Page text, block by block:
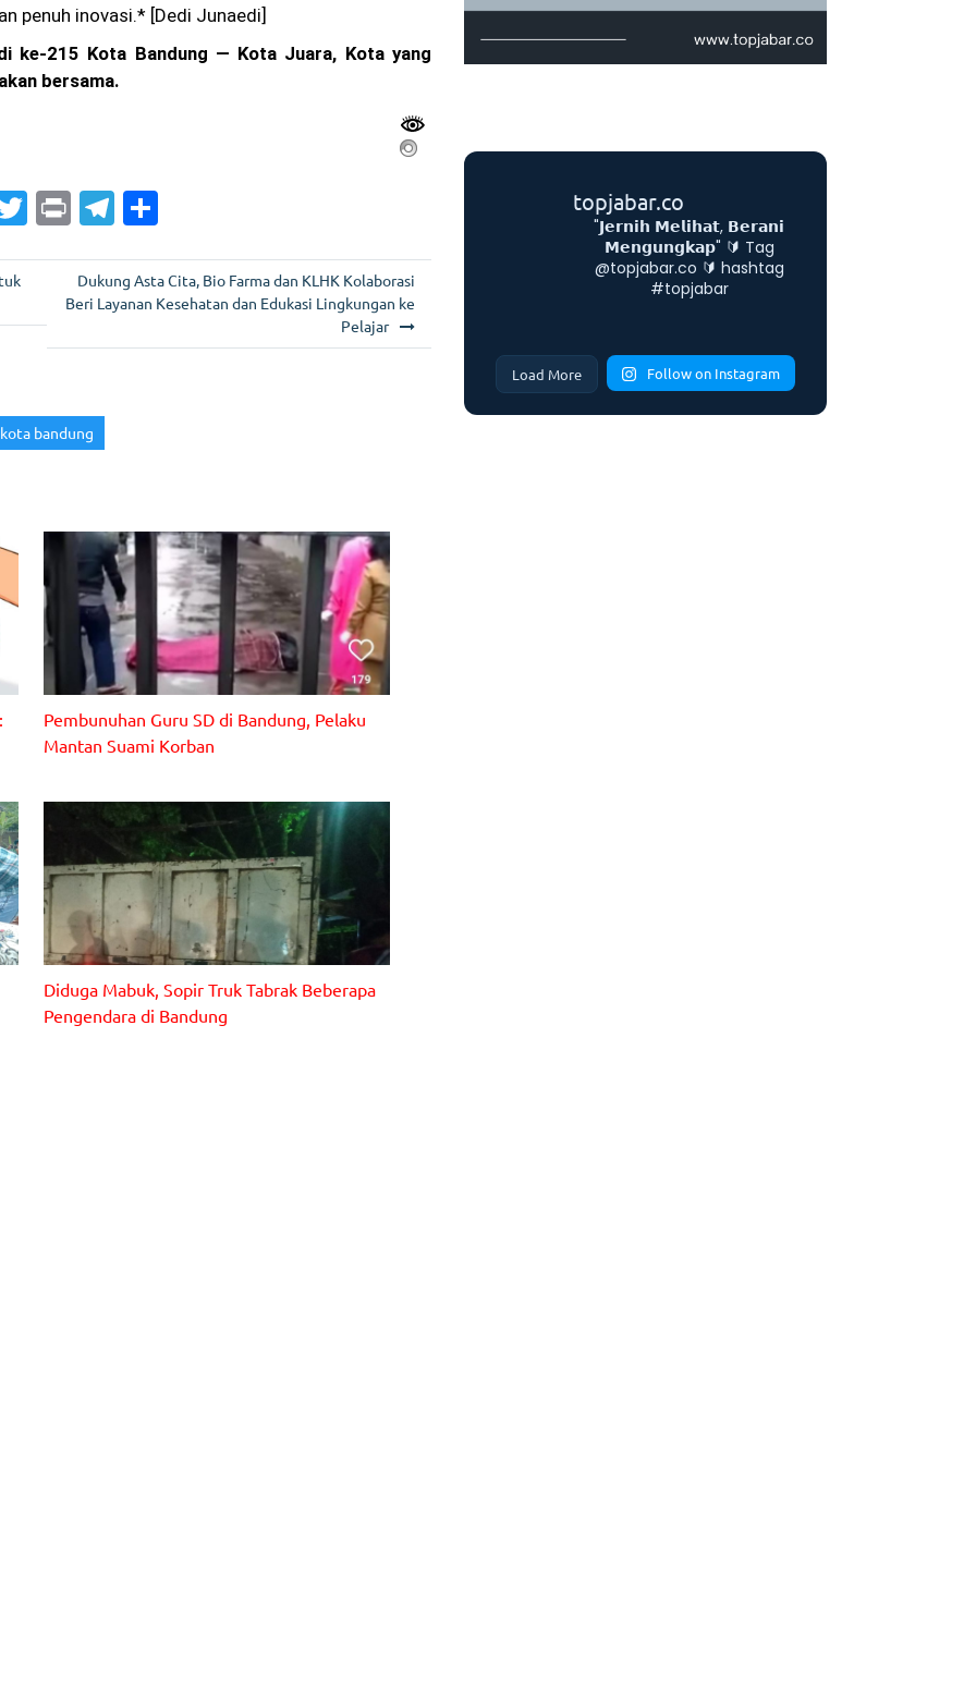
penuh inovasi.* [Dedi Junaedi]
ke-215 Kota Bandung — Kota Juara, Kota yang
bersama.
T
w
itt
er
Pr
in
t
T
el
e
gr
a
ar
e
Dukung Asta Cita, Bio Farma dan KLHK Kolaborasi
Beri Layanan Kesehatan dan Edukasi Lingkungan ke
Pelajar
kota bandung
Pembunuhan Guru SD di Bandung, Pelaku
Mantan Suami Korban
Diduga Mabuk, Sopir Truk Tabrak Beberapa
Pengendara di Bandung
topjabar.co
"𝗝𝗲𝗿𝗻𝗶𝗵 𝗠𝗲𝗹𝗶𝗵𝗮𝘁, 𝗕𝗲𝗿𝗮𝗻𝗶
𝗠𝗲𝗻𝗴𝘂𝗻𝗴𝗸𝗮𝗽" 🔰 Tag
@topjabar.co 🔰 hashtag
#topjabar
Load More Follow on Instagram